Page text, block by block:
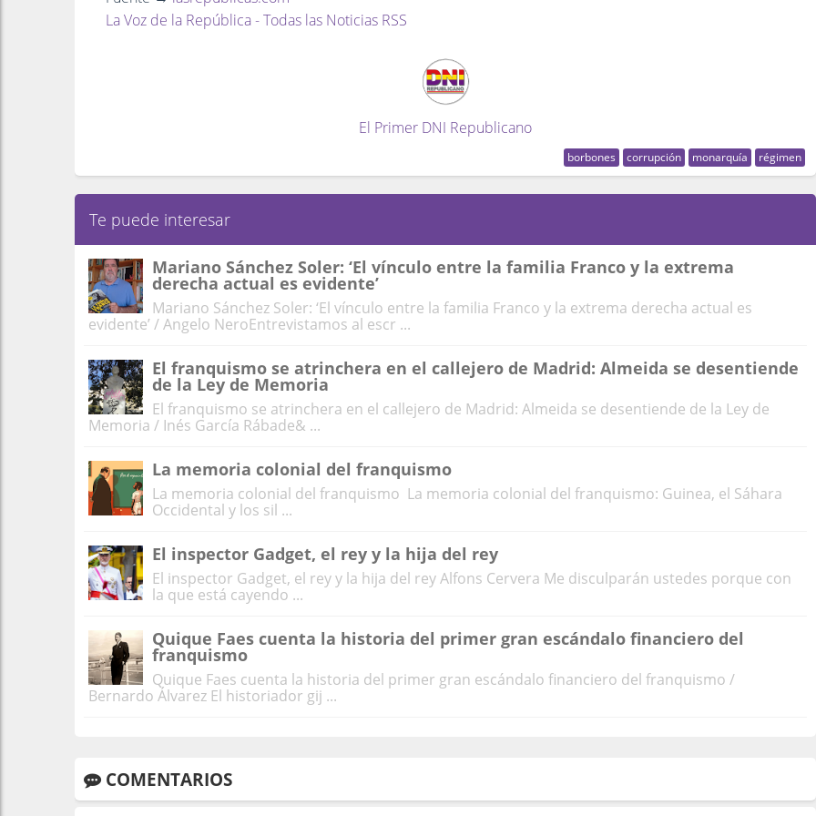
La Voz de la República - Todas las Noticias RSS
El Primer DNI Republicano
borbones corrupción monarquía régimen
Te puede interesar
Mariano Sánchez Soler: ‘El vínculo entre la familia Franco y la extrema
derecha actual es evidente’
Mariano Sánchez Soler: ‘El vínculo entre la familia Franco y la extrema derecha actual es
evidente’ / Angelo NeroEntrevistamos al escr ...
El franquismo se atrinchera en el callejero de Madrid: Almeida se desentiende
de la Ley de Memoria
El franquismo se atrinchera en el callejero de Madrid: Almeida se desentiende de la Ley de
Memoria / Inés García Rábade& ...
La memoria colonial del franquismo
La memoria colonial del franquismo La memoria colonial del franquismo: Guinea, el Sáhara
Occidental y los sil ...
El inspector Gadget, el rey y la hija del rey
El inspector Gadget, el rey y la hija del rey Alfons Cervera Me disculparán ustedes porque con
la que está cayendo ...
Quique Faes cuenta la historia del primer gran escándalo financiero del
franquismo
Quique Faes cuenta la historia del primer gran escándalo financiero del franquismo /
Bernardo Álvarez El historiador gij ...
COMENTARIOS